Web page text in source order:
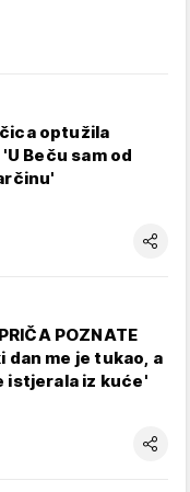
optužila
Beču sam od
POZNATE
dan me je tukao, a
istjerala iz kuće'